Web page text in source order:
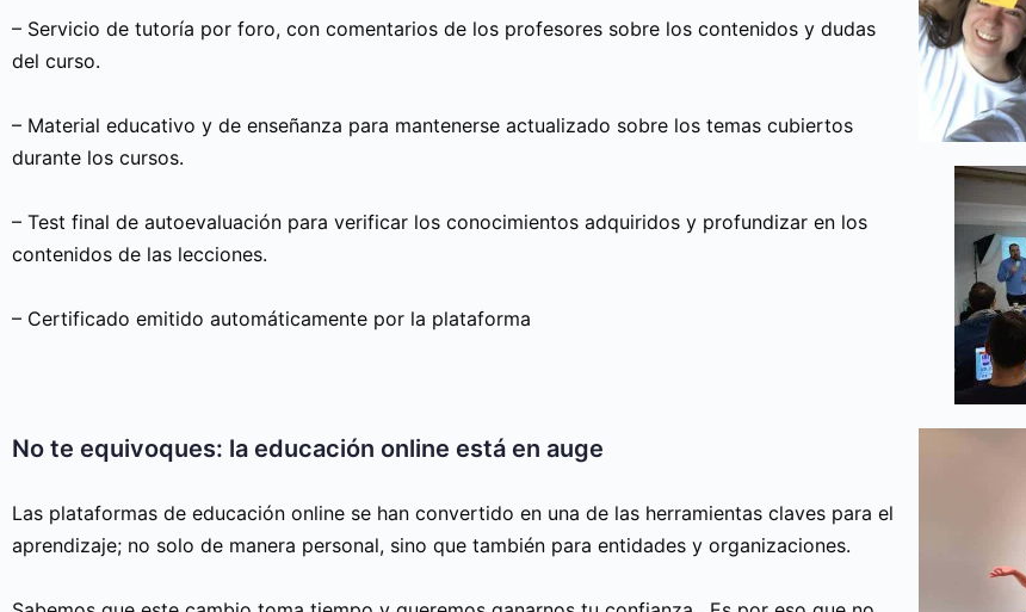
– Servicio de tutoría por foro, con comentarios de los profesores sobre los contenidos y dudas
del curso.
– Material educativo y de enseñanza para mantenerse actualizado sobre los temas cubiertos
durante los cursos.
– Test final de autoevaluación para verificar los conocimientos adquiridos y profundizar en los
contenidos de las lecciones.
– Certificado emitido automáticamente por la plataforma
No te equivoques: la educación online está en auge
Las plataformas de educación online se han convertido en una de las herramientas claves para el
aprendizaje; no solo de manera personal, sino que también para entidades y organizaciones.